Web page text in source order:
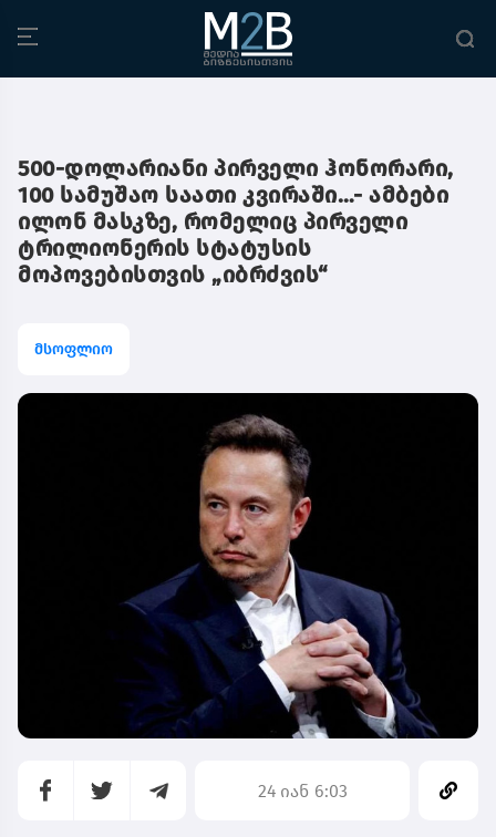
500-დოლარიანი პირველი ჰონორარი,
100 სამუშაო საათი კვირაში…- ამბები
ილონ მასკზე, რომელიც პირველი
ტრილიონერის სტატუსის
მოპოვებისთვის „იბრძვის“
მსოფლიო
24 იან 6:03